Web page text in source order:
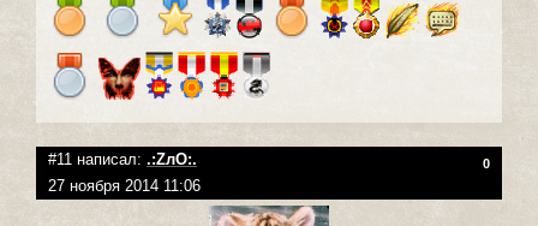
#11 написал: .:ZлO:. 0
27 ноября 2014 11:06